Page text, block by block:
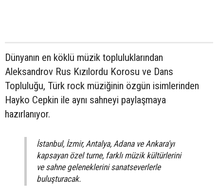
Dünyanın en köklü müzik topluluklarından
Aleksandrov Rus Kızılordu Korosu ve Dans
Topluluğu, Türk rock müziğinin özgün isimlerinden
Hayko Cepkin ile aynı sahneyi paylaşmaya
hazırlanıyor.
İstanbul, İzmir, Antalya, Adana ve Ankara'yı
kapsayan özel turne, farklı müzik kültürlerini
ve sahne geleneklerini sanatseverlerle
buluşturacak.